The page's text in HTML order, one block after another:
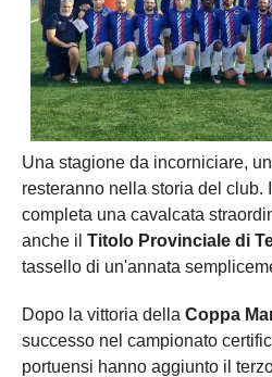
Una stagione da incorniciare,
resteranno nella storia del club. Il
completa una cavalcata
anche il Titolo Provinciale di
tassello di un'annata
Dopo la vittoria della Coppa
successo nel campionato
portuensi hanno aggiunto il